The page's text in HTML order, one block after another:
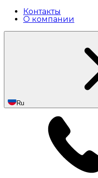
Контакты
О компании
Ru